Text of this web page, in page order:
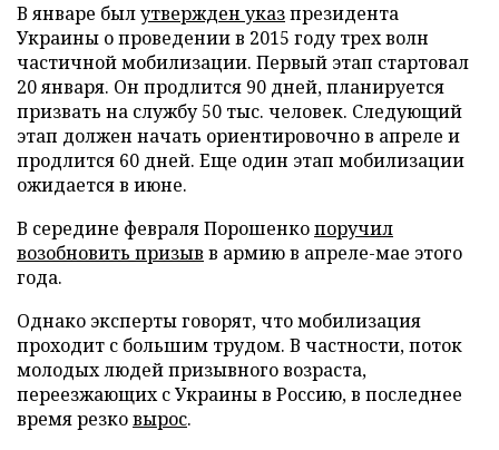
В январе былутвержден указпрезидента
Украины о проведении в 2015 году трех волн
частичной мобилизации. Первый этап стартовал
20 января. Он продлится 90 дней, планируется
призвать на службу 50 тыс. человек. Следующий
этап должен начать ориентировочно в апреле и
продлится 60 дней. Еще один этап мобилизации
ожидается в июне.
В середине февраля Порошенкопоручил
возобновить призыв в армию в апреле-мае этого
года.
Однако эксперты говорят, что мобилизация
проходит с большим трудом. В частности, поток
молодых людей призывного возраста,
переезжающих с Украины в Россию, в последнее
время резковырос.